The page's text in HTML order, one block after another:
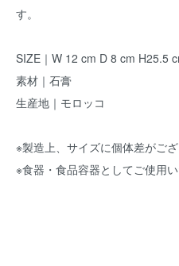
す。
SIZE｜W 12 cm D 8 cm H25.5
素材｜石膏
生産地｜モロッコ
※製造上、サイズに個体差がござ
※食器・食品容器としてご使用い